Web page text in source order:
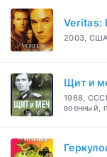
Veritas:
2003,
Щит и
1968,
военный,